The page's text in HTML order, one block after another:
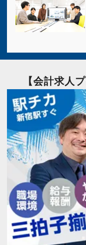
岐阜県(2)
大阪府(30)
奈良県
鳥取県(2)
岡山県 (2)
山口県(2)
香川県(2)
【会計求人